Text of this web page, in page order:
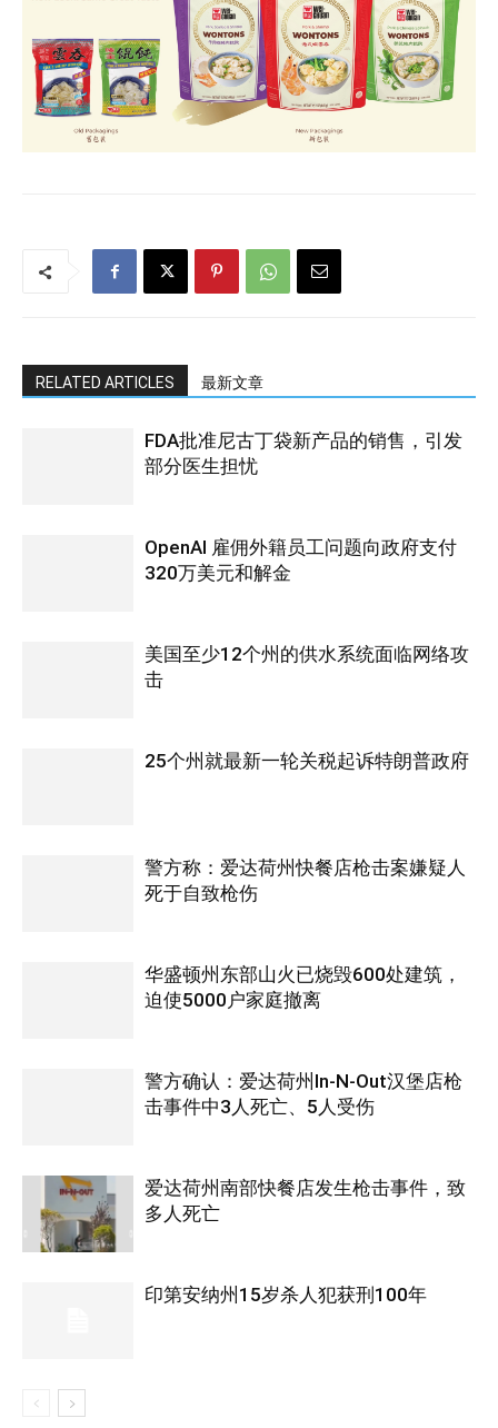
RELATED ARTICLES 最新文章
FDA批准尼古丁袋新产品的销售，引发
部分医生担忧
OpenAI 雇佣外籍员工问题向政府支付
320万美元和解金
美国至少12个州的供水系统面临网络攻
击
25个州就最新一轮关税起诉特朗普政府
警方称：爱达荷州快餐店枪击案嫌疑人
死于自致枪伤
华盛顿州东部山火已烧毁600处建筑，
迫使5000户家庭撤离
警方确认：爱达荷州In-N-Out汉堡店枪
击事件中3人死亡、5人受伤
爱达荷州南部快餐店发生枪击事件，致
多人死亡
印第安纳州15岁杀人犯获刑100年